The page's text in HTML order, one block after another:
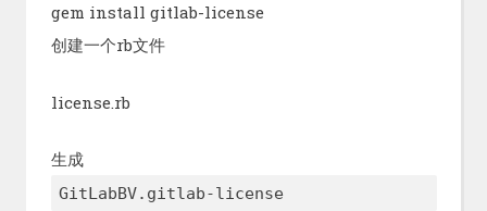
gem install gitlab-license
创建一个rb文件
license.rb
生成
GitLabBV.gitlab-license